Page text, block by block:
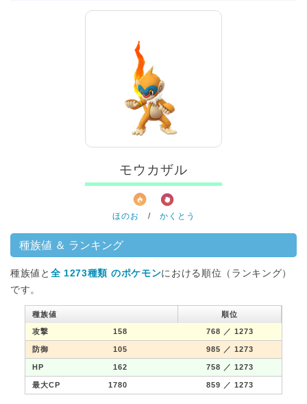
モウカザル
ほのお / かくとう
種族値 ＆ ランキング
種族値と 全 1273種類 のポケモンにおける順位（ランキング）
です。
種族値 順位
攻撃 158 768 ／ 1273
防御 105 985 ／ 1273
HP 162 758 ／ 1273
最大CP 1780 859 ／ 1273